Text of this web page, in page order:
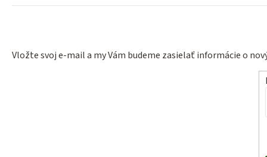
Vložte svoj e-mail a my Vám budeme zasielať informácie o